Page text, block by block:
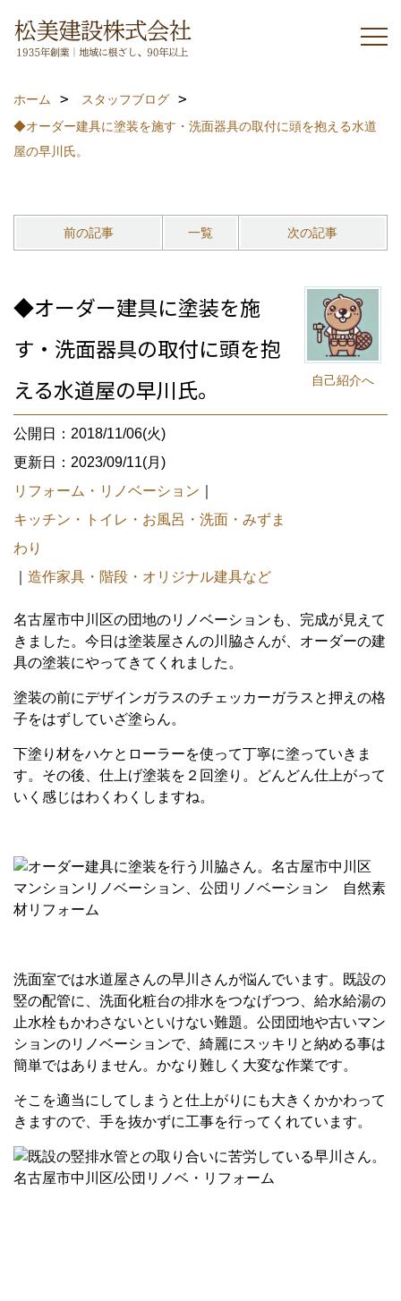
ホーム
スタッフブログ
◆オーダー建具に塗装を施す・洗面器具の取付に頭を抱える水道
屋の早川氏。
前の記事 一覧 次の記事
自己紹介へ
◆オーダー建具に塗装を施
す・洗面器具の取付に頭を抱
える水道屋の早川氏。
公開日：2018/11/06(火)
更新日：2023/09/11(月)
リフォーム・リノベーション
キッチン・トイレ・お風呂・洗面・みずま
わり
造作家具・階段・オリジナル建具など
名古屋市中川区の団地のリノベーションも、完成が見えて
きました。今日は塗装屋さんの川脇さんが、オーダーの建
具の塗装にやってきてくれました。
塗装の前にデザインガラスのチェッカーガラスと押えの格
子をはずしていざ塗らん。
下塗り材をハケとローラーを使って丁寧に塗っていきま
す。その後、仕上げ塗装を２回塗り。どんどん仕上がって
いく感じはわくわくしますね。
洗面室では水道屋さんの早川さんが悩んでいます。既設の
竪の配管に、洗面化粧台の排水をつなげつつ、給水給湯の
止水栓もかわさないといけない難題。公団団地や古いマン
ションのリノベーションで、綺麗にスッキリと納める事は
簡単ではありません。かなり難しく大変な作業です。
そこを適当にしてしまうと仕上がりにも大きくかかわって
きますので、手を抜かずに工事を行ってくれています。